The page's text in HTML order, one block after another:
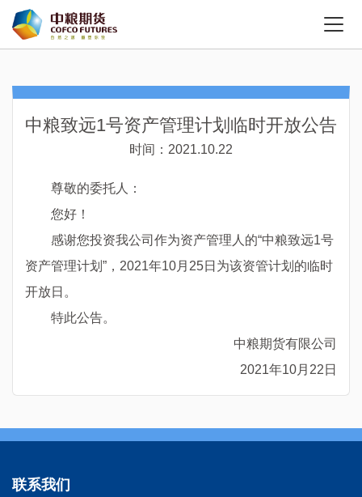
中粮致远1号资产管理计划临时开放公告
时间：2021.10.22
尊敬的委托人：
您好！
感谢您投资我公司作为资产管理人的“中粮致远1号
资产管理计划”，2021年10月25日为该资管计划的临时
开放日。
特此公告。
中粮期货有限公司
2021年10月22日
联系我们